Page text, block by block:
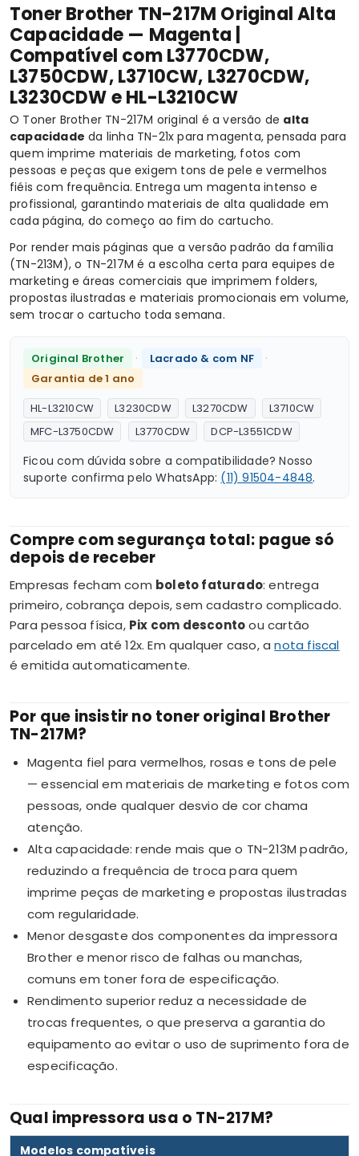
Toner Brother TN-217M Original Alta
Capacidade — Magenta |
Compatível com L3770CDW,
L3750CDW, L3710CW, L3270CDW,
L3230CDW e HL-L3210CW
O Toner Brother TN-217M original é a versão de alta
capacidade da linha TN-21x para magenta, pensada para
quem imprime materiais de marketing, fotos com
pessoas e peças que exigem tons de pele e vermelhos
fiéis com frequência. Entrega um magenta intenso e
profissional, garantindo materiais de alta qualidade em
cada página, do começo ao fim do cartucho.
Por render mais páginas que a versão padrão da família
(TN-213M), o TN-217M é a escolha certa para equipes de
marketing e áreas comerciais que imprimem folders,
propostas ilustradas e materiais promocionais em volume,
sem trocar o cartucho toda semana.
Original Brother · Lacrado & com NF ·
Garantia de 1 ano
HL-L3210CW
L3230CDW L3270CDW
L3710CW
MFC-L3750CDW
L3770CDW DCP-L3551CDW
Ficou com dúvida sobre a compatibilidade? Nosso
suporte confirma pelo WhatsApp: (11) 91504-4848.
Compre com segurança total: pague só
depois de receber
Empresas fecham com boleto faturado: entrega
primeiro, cobrança depois, sem cadastro complicado.
Para pessoa física, Pix com descontoou cartão
parcelado em até 12x. Em qualquer caso, anota fiscal
é emitida automaticamente.
Por que insistir no toner original Brother
TN-217M?
Magenta fiel para vermelhos, rosas e tons de pele
— essencial em materiais de marketing e fotos com
pessoas, onde qualquer desvio de cor chama
atenção.
Alta capacidade: rende mais que o TN-213M padrão,
reduzindo a frequência de troca para quem
imprime peças de marketing e propostas ilustradas
com regularidade.
Menor desgaste dos componentes da impressora
Brother e menor risco de falhas ou manchas,
comuns em toner fora de especificação.
Rendimento superior reduz a necessidade de
trocas frequentes, o que preserva a garantia do
equipamento ao evitar o uso de suprimento fora de
especificação.
Qual impressora usa o TN-217M?
Modelos compatíveis